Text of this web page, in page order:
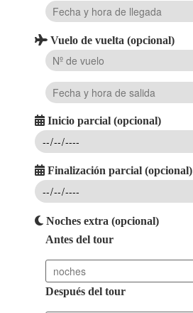
Vuelo de vuelta (opcional)
Inicio parcial (opcional)
Finalización parcial (opcional)
Noches extra (opcional)
Antes del tour
Después del tour